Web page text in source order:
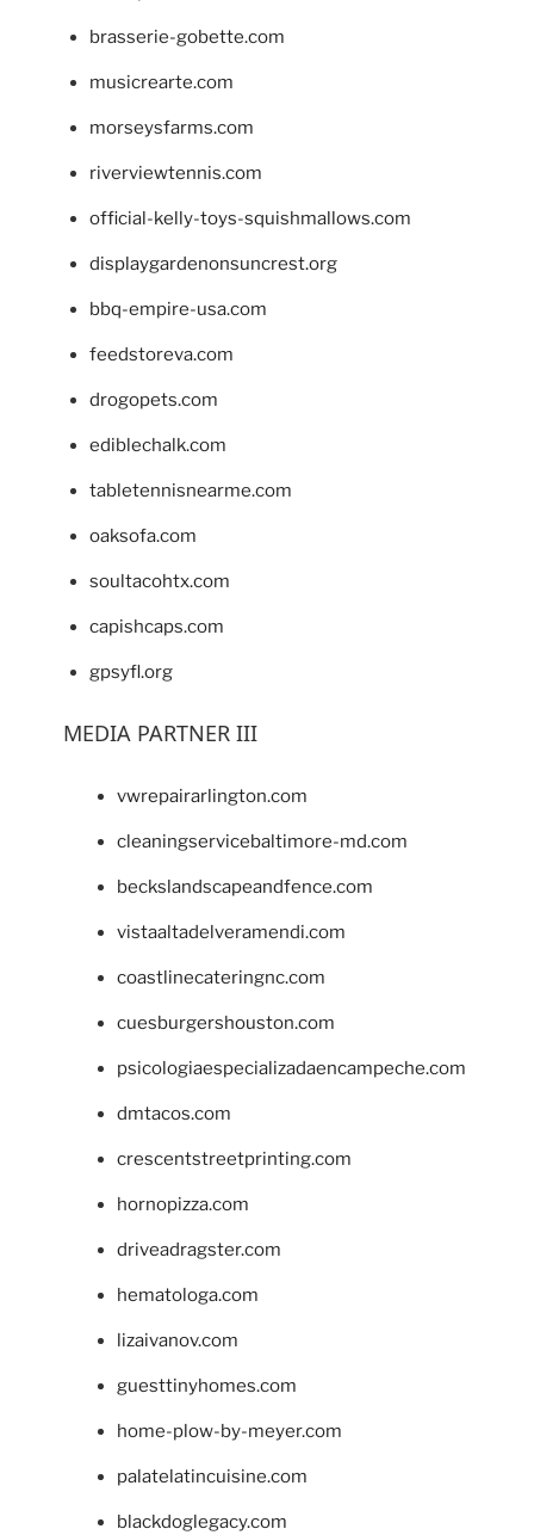
brasserie-gobette.com
musicrearte.com
morseysfarms.com
riverviewtennis.com
official-kelly-toys-squishmallows.com
displaygardenonsuncrest.org
bbq-empire-usa.com
feedstoreva.com
drogopets.com
ediblechalk.com
tabletennisnearme.com
oaksofa.com
soultacohtx.com
capishcaps.com
gpsyfl.org
MEDIA PARTNER III
vwrepairarlington.com
cleaningservicebaltimore-md.com
beckslandscapeandfence.com
vistaaltadelveramendi.com
coastlinecateringnc.com
cuesburgershouston.com
psicologiaespecializadaencampeche.com
dmtacos.com
crescentstreetprinting.com
hornopizza.com
driveadragster.com
hematologa.com
lizaivanov.com
guesttinyhomes.com
home-plow-by-meyer.com
palatelatincuisine.com
blackdoglegacy.com